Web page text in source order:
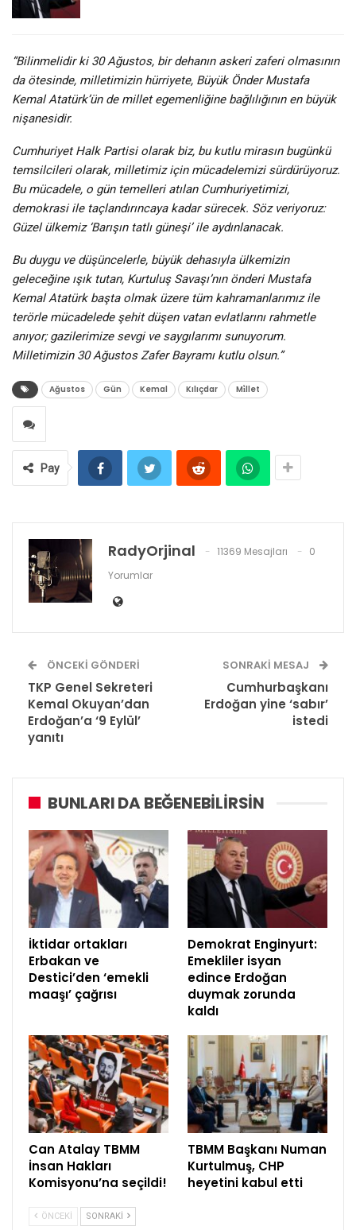
“Bilinmelidir ki 30 Ağustos, bir dehanın askeri zaferi olmasının
da ötesinde, milletimizin hürriyete, Büyük Önder Mustafa
Kemal Atatürk’ün de millet egemenliğine bağlılığının en büyük
nişanesidir.
Cumhuriyet Halk Partisi olarak biz, bu kutlu mirasın bugünkü
temsilcileri olarak, milletimiz için mücadelemizi sürdürüyoruz.
Bu mücadele, o gün temelleri atılan Cumhuriyetimizi,
demokrasi ile taçlandırıncaya kadar sürecek. Söz veriyoruz:
Güzel ülkemiz ‘Barışın tatlı güneşi’ ile aydınlanacak.
Bu duygu ve düşüncelerle, büyük dehasıyla ülkemizin
geleceğine ışık tutan, Kurtuluş Savaşı’nın önderi Mustafa
Kemal Atatürk başta olmak üzere tüm kahramanlarımız ile
terörle mücadelede şehit düşen vatan evlatlarını rahmetle
anıyor; gazilerimize sevgi ve saygılarımı sunuyorum.
Milletimizin 30 Ağustos Zafer Bayramı kutlu olsun.”
Ağustos Gün Kemal Kılıçdar Mi̇llet
Pay
RadyOrjinal 11369 Mesajları
0
Yorumlar
ÖNCEKI GÖNDERI
TKP Genel Sekreteri
Kemal Okuyan’dan
Erdoğan’a ‘9 Eylül’
yanıtı
SONRAKI MESAJ
Cumhurbaşkanı
Erdoğan yine ‘sabır’
istedi
BUNLARI DA BEĞENEBILIRSIN
İktidar ortakları
Erbakan ve
Destici’den ‘emekli
maaşı’ çağrısı
Demokrat Enginyurt:
Emekliler isyan
edince Erdoğan
duymak zorunda
kaldı
Can Atalay TBMM
İnsan Hakları
Komisyonu’na seçildi!
TBMM Başkanı Numan
Kurtulmuş, CHP
heyetini kabul etti
ÖNCEKI SONRAKI